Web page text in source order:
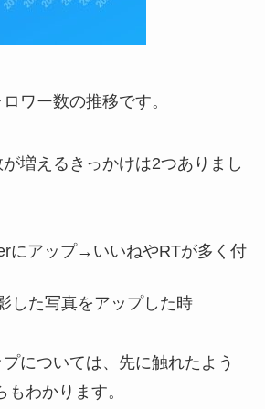
ワー数の推移です。
増えるきっかけは2つありまし
にアップ→いいねやRTが多く付
した写真をアップした時
については、先に触れたよう
わかります。